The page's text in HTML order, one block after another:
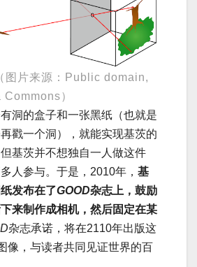
图片来源：Public domain,
）
洞的盒子和一张黑纸（也就是
戳一个洞），就能实现基茨的
基茨并不想独自一人做这件
人参与。于是，2010年， 基
发布在了GOOD杂志上，鼓励
来制作成相机，然后固定在某
杂志承诺，将在2110年出版这
像，与读者共同见证世界的百